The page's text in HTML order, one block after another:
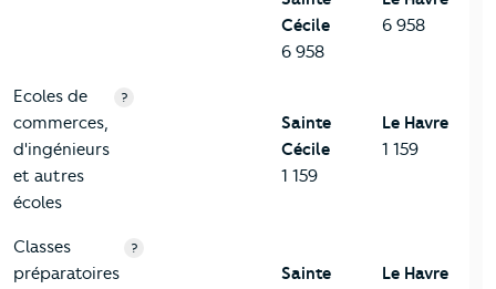
Cécile
6 958
6 958
Ecoles de
commerces,
d'ingénieurs
et autres
écoles
?
Sainte
Cécile
1 159
Le Havre
1 159
Classes
préparatoires
?
Sainte
Le Havre